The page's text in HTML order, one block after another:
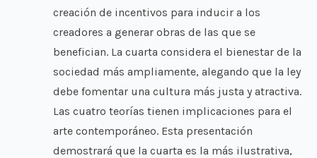
creación de incentivos para inducir a los
creadores a generar obras de las que se
benefician. La cuarta considera el bienestar de la
sociedad más ampliamente, alegando que la ley
debe fomentar una cultura más justa y atractiva.
Las cuatro teorías tienen implicaciones para el
arte contemporáneo. Esta presentación
demostrará que la cuarta es la más ilustrativa,